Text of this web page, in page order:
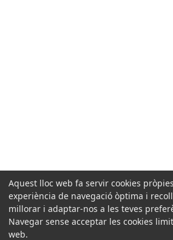
Aquest lloc web fa servir cookies
experiència de navegació òptima i
millorar i adaptar-nos a les teves
Navegar sense acceptar les cookies
web.